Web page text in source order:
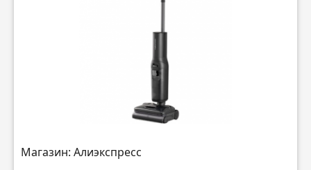
Магазин: Алиэкспресс